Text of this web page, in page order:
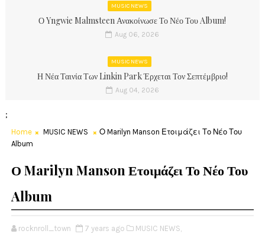
MUSIC NEWS
Ο Yngwie Malmsteen Ανακοίνωσε Το Νέο Του Album!
Aug 06, 2026
MUSIC NEWS
Η Νέα Ταινία Των Linkin Park Έρχεται Τον Σεπτέμβριο!
Aug 04, 2026
;
Home MUSIC NEWS
Ο Marilyn Manson Ετοιμάζει Το Νέο Του
Album
Ο Marilyn Manson Ετοιμάζει Το Νέο Του
Album
rocknroll_town 7 years ago MUSIC NEWS,